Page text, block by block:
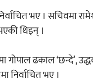
भए । सचिवमा
थिइन् ।
ढकाल ‘छन्दे’,
निर्वाचित भए ।